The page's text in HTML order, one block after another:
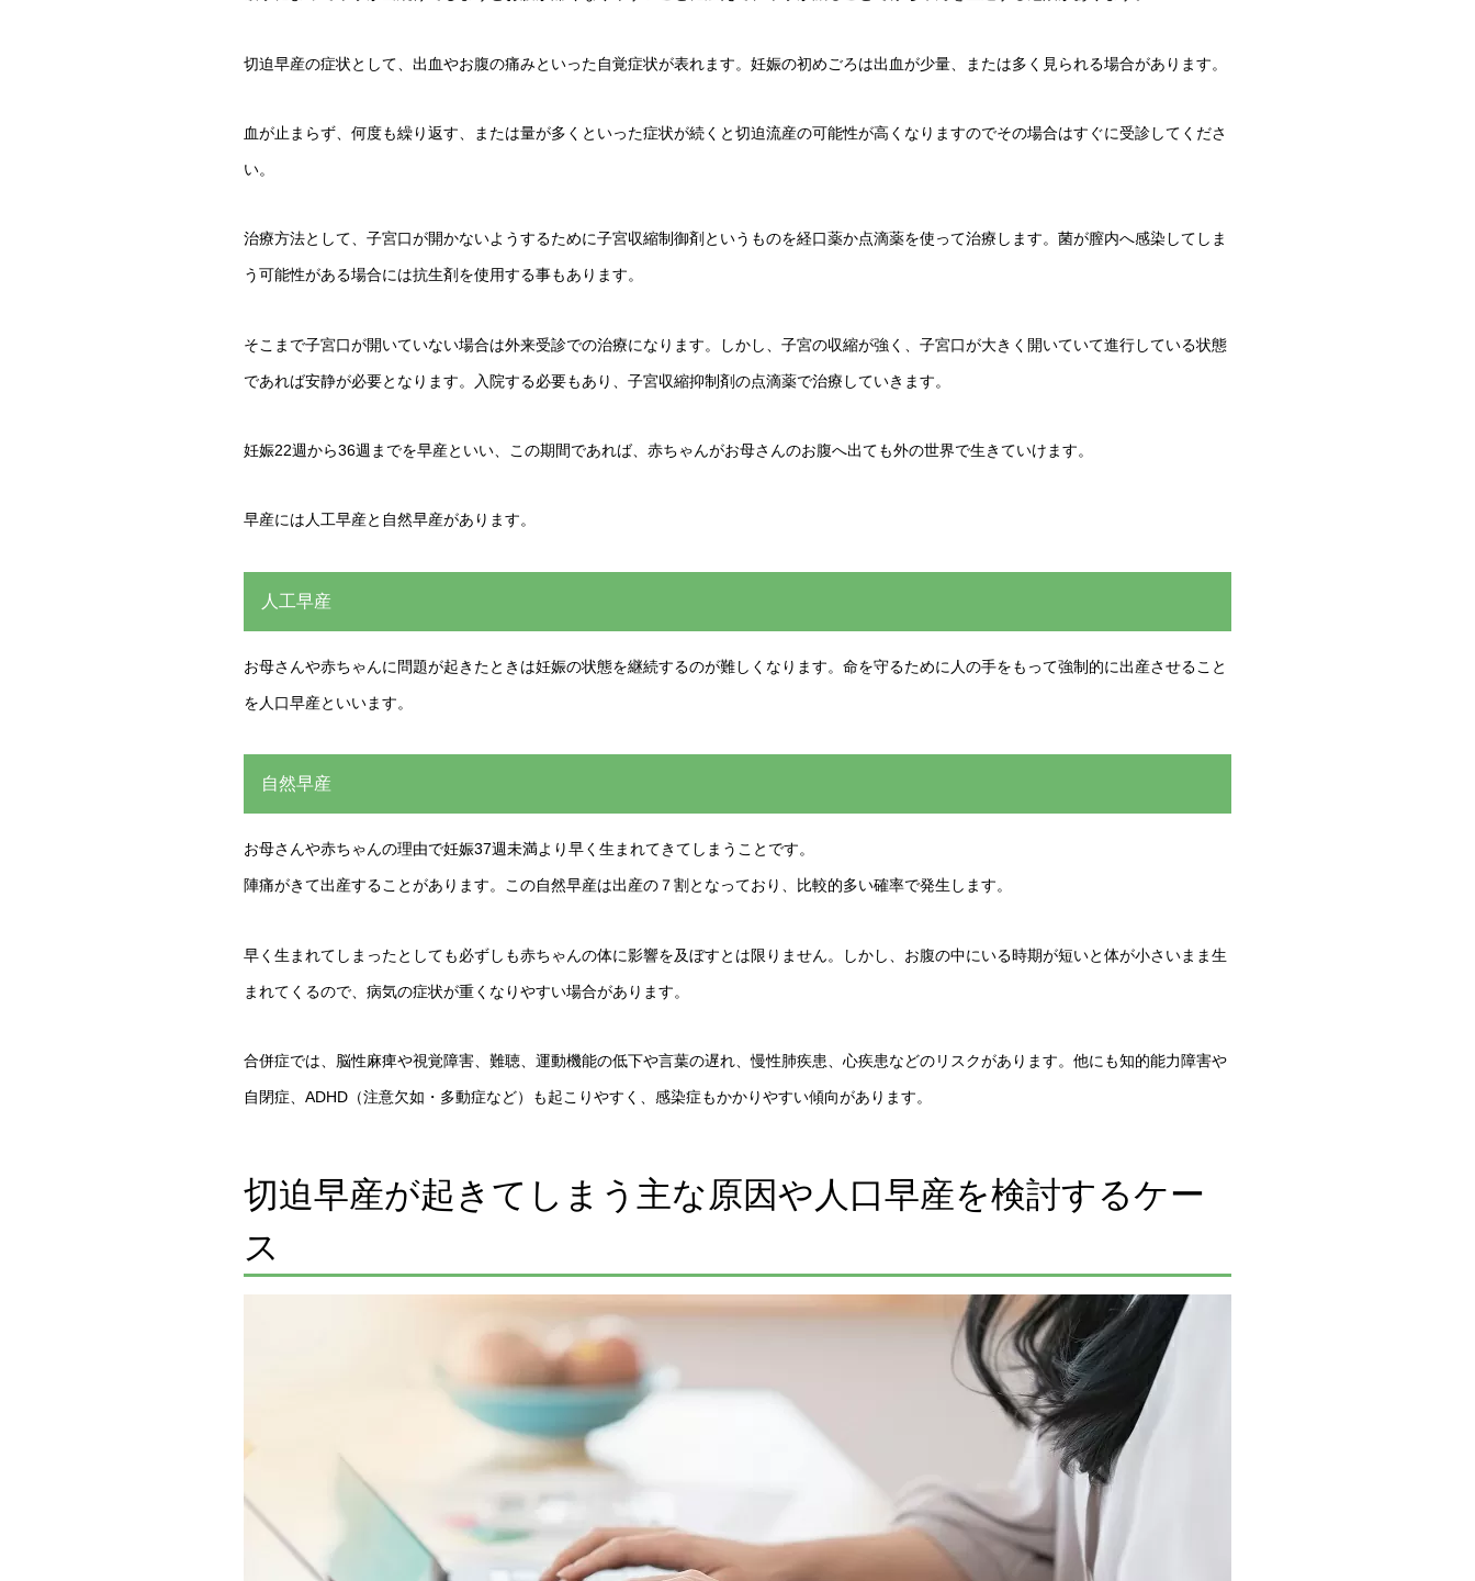
切迫早産の症状として、出血やお腹の痛みといった自覚症状が表れます。妊娠の初めごろは出血が少量、または多く見られる場合があります。
血が止まらず、何度も繰り返す、または量が多くといった症状が続くと切迫流産の可能性が高くなりますのでその場合はすぐに受診してくださ
い。
治療方法として、子宮口が開かないようするために子宮収縮制御剤というものを経口薬か点滴薬を使って治療します。菌が膣内へ感染してしま
う可能性がある場合には抗生剤を使用する事もあります。
そこまで子宮口が開いていない場合は外来受診での治療になります。しかし、子宮の収縮が強く、子宮口が大きく開いていて進行している状態
であれば安静が必要となります。入院する必要もあり、子宮収縮抑制剤の点滴薬で治療していきます。
妊娠22週から36週までを早産といい、この期間であれば、赤ちゃんがお母さんのお腹へ出ても外の世界で生きていけます。
早産には人工早産と自然早産があります。
人工早産
お母さんや赤ちゃんに問題が起きたときは妊娠の状態を継続するのが難しくなります。命を守るために人の手をもって強制的に出産させること
を人口早産といいます。
自然早産
お母さんや赤ちゃんの理由で妊娠37週未満より早く生まれてきてしまうことです。
陣痛がきて出産することがあります。この自然早産は出産の７割となっており、比較的多い確率で発生します。
早く生まれてしまったとしても必ずしも赤ちゃんの体に影響を及ぼすとは限りません。しかし、お腹の中にいる時期が短いと体が小さいまま生
まれてくるので、病気の症状が重くなりやすい場合があります。
合併症では、脳性麻痺や視覚障害、難聴、運動機能の低下や言葉の遅れ、慢性肺疾患、心疾患などのリスクがあります。他にも知的能力障害や
自閉症、ADHD（注意欠如・多動症など）も起こりやすく、感染症もかかりやすい傾向があります。
切迫早産が起きてしまう主な原因や人口早産を検討するケー
ス